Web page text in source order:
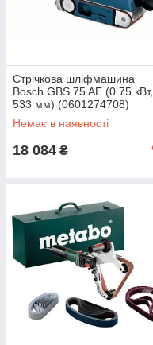
Стрічкова шліфмашина
Bosch GBS 75 AE (0.75 кВт,
533 мм) (0601274708)
Немає в наявності
18 084 ₴